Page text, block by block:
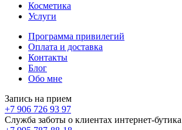
Косметика
Услуги
Программа привилегий
Оплата и доставка
Контакты
Блог
Обо мне
Запись на прием
+7 906 726 93 97
Служба заботы о клиентах интернет-бутика